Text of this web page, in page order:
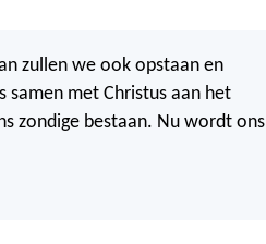
zullen we ook opstaan en
samen met Christus aan het
zondige bestaan. Nu wordt ons